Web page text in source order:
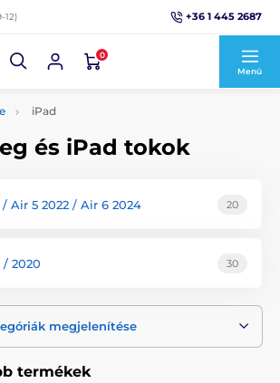
12) +36 1 445 2687
0
Menü
iPad
és iPad tokok
Air 5 2022 / Air 6 2024 20
/ 2020 30
megjelenítése
termékek